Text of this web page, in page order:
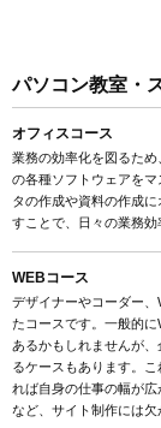
パソコン教室・
オフィスコース
業務の効率化を図るた
の各種ソフトウェアを
タの作成や資料の作成
すことで、日々の業務効
WEBコース
デザイナーやコーダー
たコースです。一般的
あるかもしれませんが
るケースもあります。
れば自身の仕事の幅が広
など、サイト制作には欠